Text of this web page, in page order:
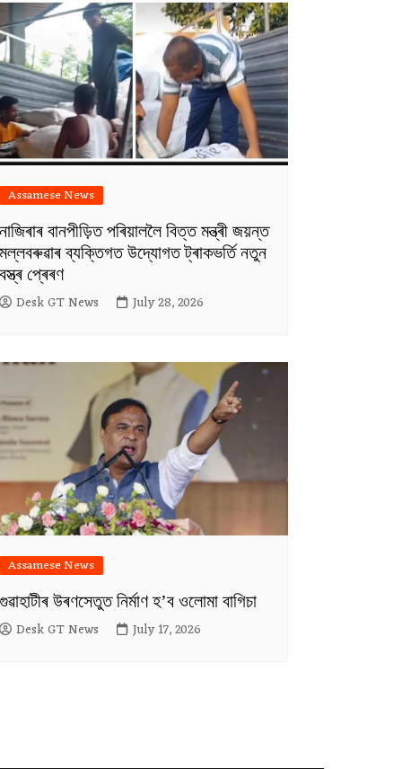
Assamese News
বানপীড়িত পৰিয়াললৈ বিত্ত মন্ত্ৰী জয়ন্ত
ব্যক্তিগত উদ্যোগত ট্ৰাকভৰ্তি নতুন
প্ৰেৰণ
Desk GT News July 28, 2026
Assamese News
উৰণসেতুত নিৰ্মাণ হ’ব ওলোমা বাগিচা
Desk GT News July 17, 2026